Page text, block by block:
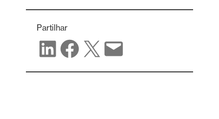
Partilhar
Partilhar no LinkedIn
Partilhar no Facebook
Partilhar no X Partilhar por correio eletrónico